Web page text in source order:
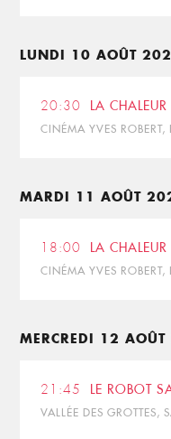
LUNDI 10 AOÛT
20:30 LA CHALEUR
CINÉMA YVES ROBERT,
MARDI 11 AOÛT
18:00 LA CHALEUR
CINÉMA YVES ROBERT,
MERCREDI 12
21:45 LE ROBOT
VALLÉE DES GROTTES,